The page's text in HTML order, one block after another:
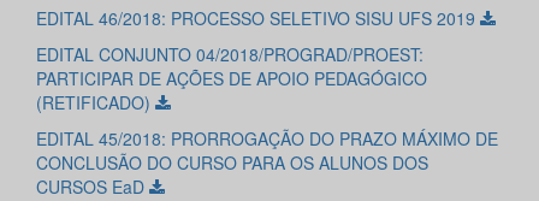
EDITAL 46/2018: PROCESSO SELETIVO SISU UFS 2019
EDITAL CONJUNTO 04/2018/PROGRAD/PROEST:
PARTICIPAR DE AÇÕES DE APOIO PEDAGÓGICO
(RETIFICADO)
EDITAL 45/2018: PRORROGAÇÃO DO PRAZO MÁXIMO DE
CONCLUSÃO DO CURSO PARA OS ALUNOS DOS
CURSOS EaD